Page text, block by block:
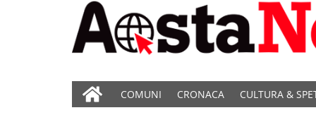
COMUNI CRONACA CULTURA &